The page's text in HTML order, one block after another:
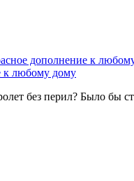
дополнение к
к любому дому
без перил? Было бы